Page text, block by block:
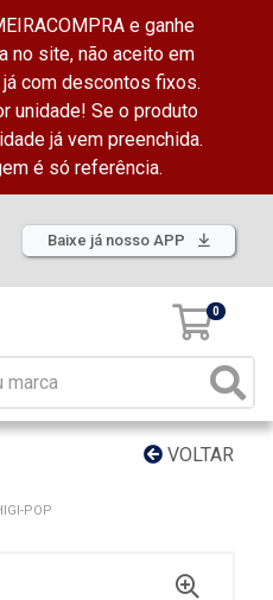
e ganhe
no site, não aceito em
com descontos fixos.
unidade! Se o produto
já vem preenchida.
é só referência.
Baixe já nosso APP
0
VOLTAR
POP